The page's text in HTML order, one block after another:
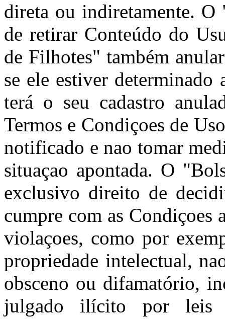
direta ou indiretamente.
de retirar Conteúdo do
de Filhotes" também
se ele estiver
terá o seu cadastro
Termos e Condiçoes de
notificado e nao tomar
situaçao apontada. O
exclusivo direito de
cumpre com as Condiçoes
violaçoes, como por
propriedade intelectual,
obsceno ou difamatório,
julgado ilícito por leis